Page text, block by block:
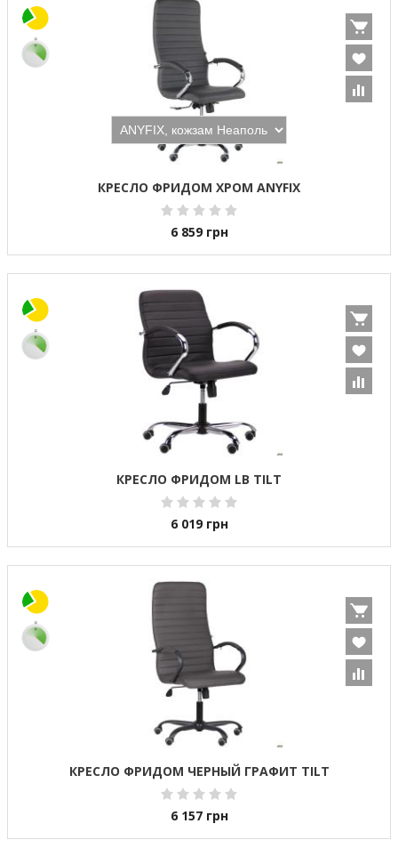
КРЕСЛО ФРИДОМ ХРОМ ANYFIX
6 859 грн
КРЕСЛО ФРИДОМ LB TILT
6 019 грн
КРЕСЛО ФРИДОМ ЧЕРНЫЙ ГРАФИТ TILT
6 157 грн